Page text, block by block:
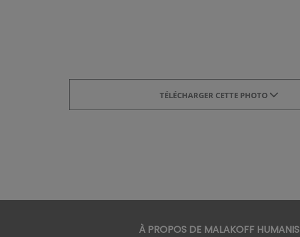
TÉLÉCHARGER CETTE PHOTO
À PROPOS DE MALAKOFF HUMANIS